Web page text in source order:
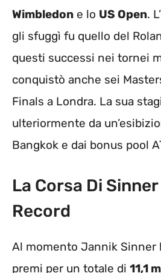
Wimbledon e lo US Open.
gli sfuggì fu quello del
questi successi nei tornei
conquistò anche sei
Finals a Londra. La sua
ulteriormente da
Bangkok e dai bonus pool
La Corsa Di
Record
Al momento Jannik Sinner
premi per un totale di 11,1